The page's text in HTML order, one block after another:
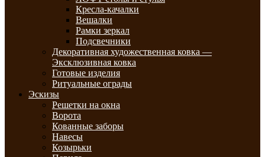
Кресла-качалки
Вешалки
Рамки зеркал
Подсвечники
Декоративная художественная ковка —
Эксклюзивная ковка
Готовые изделия
Ритуальные ограды
Эскизы
Решетки на окна
Ворота
Кованные заборы
Навесы
Козырьки